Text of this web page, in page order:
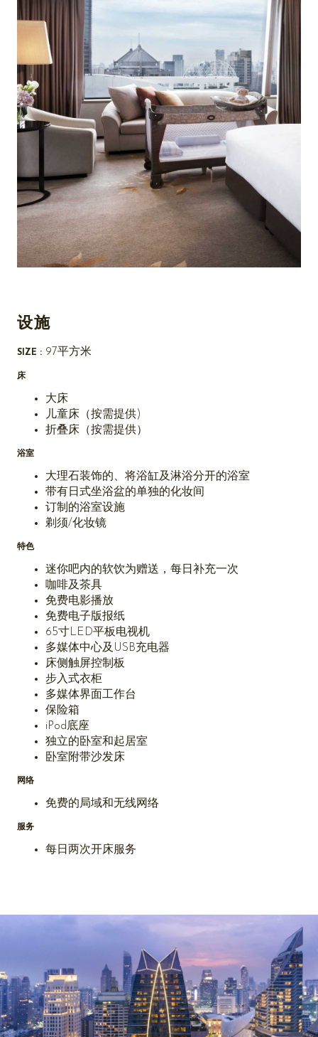
设施
SIZE : 97平方米
床
大床
儿童床（按需提供)
折叠床（按需提供）
浴室
大理石装饰的、将浴缸及淋浴分开的浴室
带有日式坐浴盆的单独的化妆间
订制的浴室设施
剃须/化妆镜
特色
迷你吧内的软饮为赠送，每日补充一次
咖啡及茶具
免费电影播放
免费电子版报纸
65寸LED平板电视机
多媒体中心及USB充电器
床侧触屏控制板
步入式衣柜
多媒体界面工作台
保险箱
iPod底座
独立的卧室和起居室
卧室附带沙发床
网络
免费的局域和无线网络
服务
每日两次开床服务